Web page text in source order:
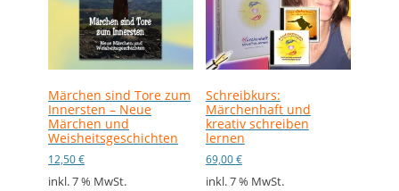
Märchen sind Tore zum
Innersten – Neue
Märchen und
Weisheitsgeschichten
12,50€
inkl. 7 % MwSt.
Schreibkurs:
Märchenhaft und
kreativ schreiben
lernen
69,00€
inkl. 7 % MwSt.